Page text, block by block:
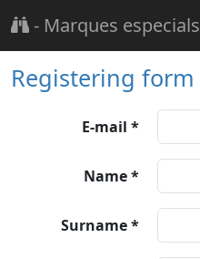
- Marques especials
Registering form
E-mail *
Name *
Surname *